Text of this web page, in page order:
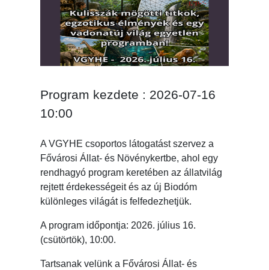
Program kezdete : 2026-07-16
10:00
A VGYHE csoportos látogatást szervez a
Fővárosi Állat- és Növénykertbe, ahol egy
rendhagyó program keretében az állatvilág
rejtett érdekességeit és az új Biodóm
különleges világát is felfedezhetjük.
A program időpontja: 2026. július 16.
(csütörtök), 10:00.
Tartsanak velünk a Fővárosi Állat- és